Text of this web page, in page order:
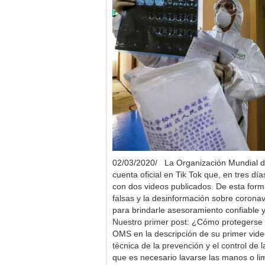
02/03/2020/ La Organización Mundial
cuenta oficial en Tik Tok que, en tres
con dos videos publicados. De esta
falsas y la desinformación sobre
para brindarle asesoramiento confiable
Nuestro primer post: ¿Cómo
OMS en la descripción de su primer
técnica de la prevención y el control de
que es necesario lavarse las manos o